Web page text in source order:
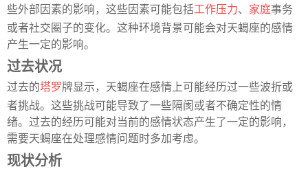
些外部因素的影响，这些因素可能包括工作压力、 家庭事务
或者社交圈子的变化。这种环境背景可能会对天蝎座的感情
产生一定的影响。
过去状况
过去的塔罗牌显示，天蝎座在感情上可能经历过一些波折或
者挑战。这些挑战可能导致了一些隔阂或者不确定性的情
绪。过去的经历可能对当前的感情状态产生了一定的影响，
需要天蝎座在处理感情问题时多加考虑。
现状分析